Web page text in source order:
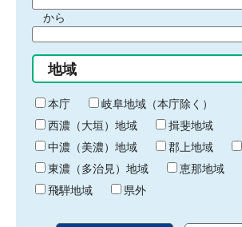
間
始
り
から
間
終
わ
り
地域
本庁
岐阜地域（本庁除く）
西濃（大垣）地域
揖斐地域
中濃（美濃）地域
郡上地域
東濃（多治見）地域
恵那地域
飛騨地域
県外